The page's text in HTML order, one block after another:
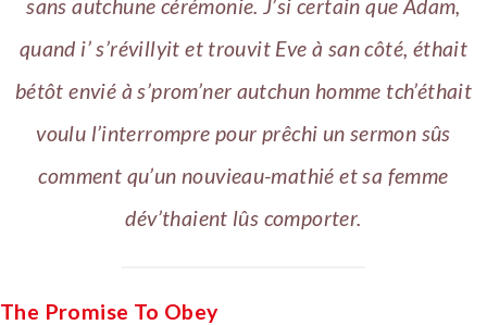
sans autchune cérémonie. J’si certain que Adam,
quand i’ s’révillyit et trouvit Eve à san côté, éthait
bétôt envié à s’prom’ner autchun homme tch’éthait
voulu l’interrompre pour prêchi un sermon sûs
comment qu’un nouvieau-mathié et sa femme
dév’thaient lûs comporter.
The Promise To Obey